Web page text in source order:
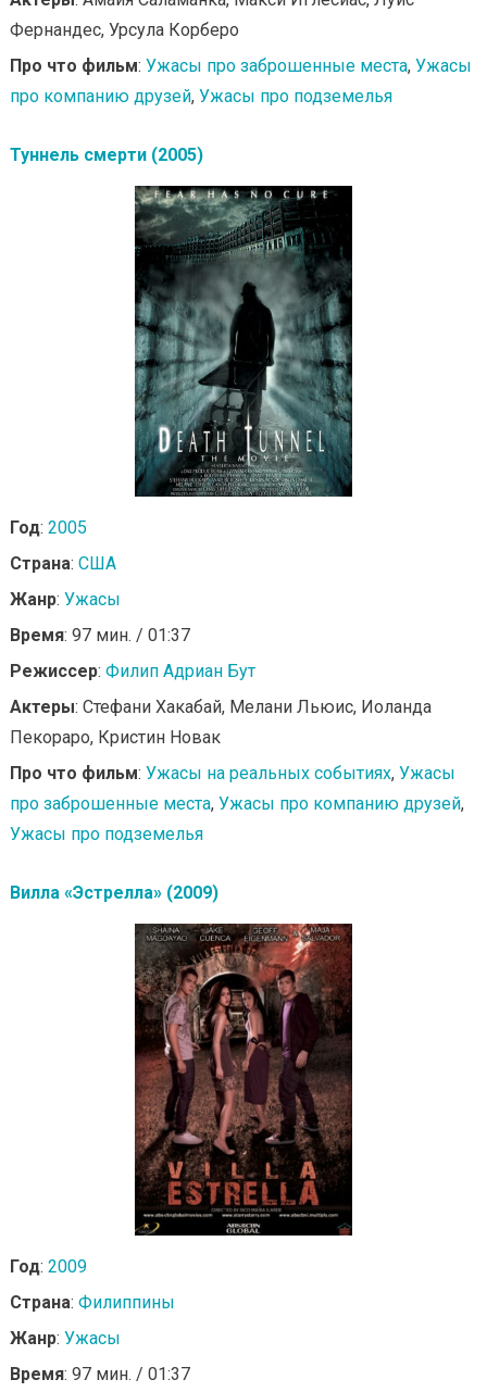
Фернандес, Урсула Корберо
Про что фильм: Ужасы про заброшенные места, Ужасы
про компанию друзей, Ужасы про подземелья
Туннель смерти (2005)
Год: 2005
Страна: США
Жанр: Ужасы
Время: 97 мин. / 01:37
Режиссер: Филип Адриан Бут
Актеры: Стефани Хакабай, Мелани Льюис, Иоланда
Пекораро, Кристин Новак
Про что фильм: Ужасы на реальных событиях, Ужасы
про заброшенные места, Ужасы про компанию друзей,
Ужасы про подземелья
Вилла «Эстрелла» (2009)
Год: 2009
Страна: Филиппины
Жанр: Ужасы
Время: 97 мин. / 01:37